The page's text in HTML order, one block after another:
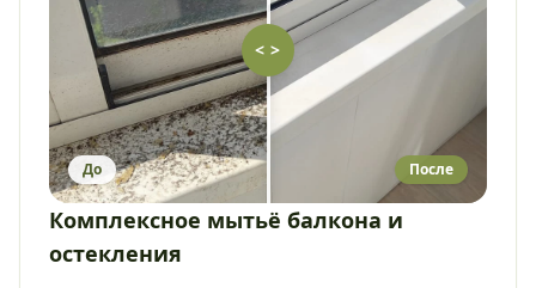
< >
До После
Комплексное мытьё балкона и
остекления